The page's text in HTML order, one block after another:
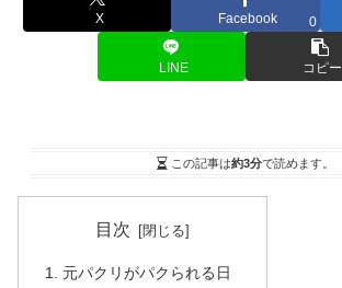
X Facebook 0
LINE コピー
この記事は約3分で読めます。
目次
元パクリがパクられる日